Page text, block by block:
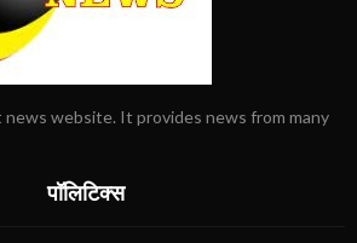
website. It provides news from many
पॉलिटिक्स